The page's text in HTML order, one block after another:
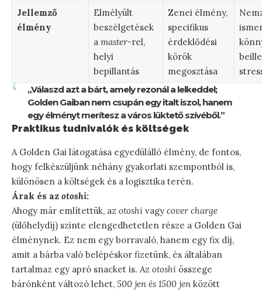
Jellemző
élmény
Elmélyült
beszélgetések
a master-rel,
helyi
bepillantás
Zenei élmény,
specifikus
érdeklődési
körök
megosztása
„Válaszd azt a bárt, amely rezonál a lelkeddel;
Golden Gaiban nem csupán egy italt iszol, hanem
egy élményt merítesz a város lüktető szívéből.”
Praktikus tudnivalók és költségek
A Golden Gai látogatása egyedülálló élmény, de fontos,
hogy felkészüljünk néhány gyakorlati szempontból is,
különösen a költségek és a logisztika terén.
Árak és az otoshi:
Ahogy már említettük, az otoshi vagy cover charge
(ülőhelydíj) szinte elengedhetetlen része a Golden Gai
élménynek. Ez nem egy borravaló, hanem egy fix díj,
amit a bárba való belépéskor fizetünk, és általában
tartalmaz egy apró snacket is. Az otoshi összege
bárónként változó lehet, 500 jen és 1500 jen között